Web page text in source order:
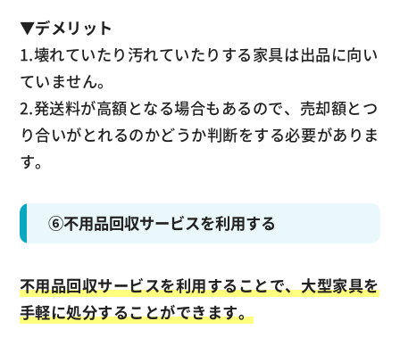
▼デメリット
1.壊れていたり汚れていたりする家具は出品に向い
ていません。
2.発送料が高額となる場合もあるので、売却額とつ
り合いがとれるのかどうか判断をする必要がありま
す。
⑥不用品回収サービスを利用する
不用品回収サービスを利用することで、大型家具を
手軽に処分することができます。